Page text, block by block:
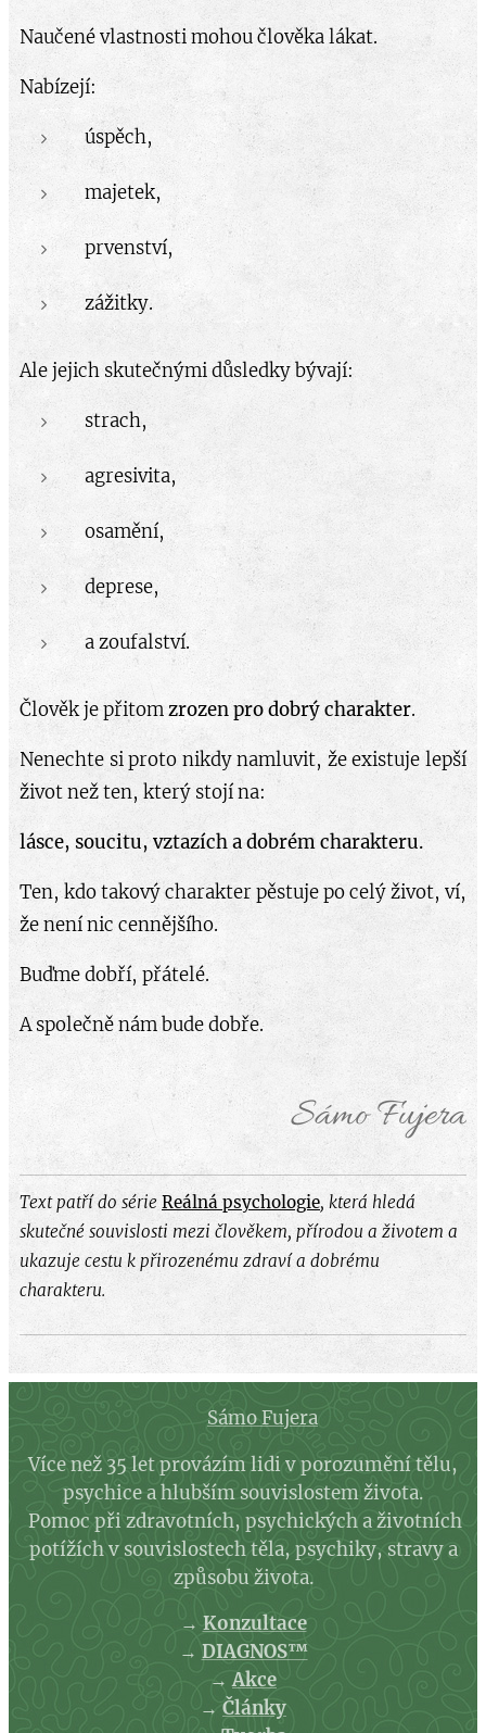
Naučené vlastnosti mohou člověka lákat.
Nabízejí:
úspěch,
majetek,
prvenství,
zážitky.
Ale jejich skutečnými důsledky bývají:
strach,
agresivita,
osamění,
deprese,
a zoufalství.
Člověk je přitomzrozen pro dobrý charakter.
Nenechte si proto nikdy namluvit, že existuje lepší
život než ten, který stojí na:
lásce, soucitu, vztazích a dobrém charakteru.
Ten, kdo takový charakter pěstuje po celý život, ví,
že není nic cennějšího.
Buďme dobří, přátelé.
A společně nám bude dobře.
Sámo Fujera
Text patří do série Reálná psychologie, která hledá
skutečné souvislosti mezi člověkem, přírodou a životem a
ukazuje cestu k přirozenému zdraví a dobrému
charakteru.
Sámo Fujera
Více než 35 let provázím lidi v porozumění tělu,
psychice a hlubším souvislostem života.
Pomoc při zdravotních, psychických a životních
potížích v souvislostech těla, psychiky, stravy a
způsobu života.
→ Konzultace
→ DIAGNOS™
→Akce
→ Články